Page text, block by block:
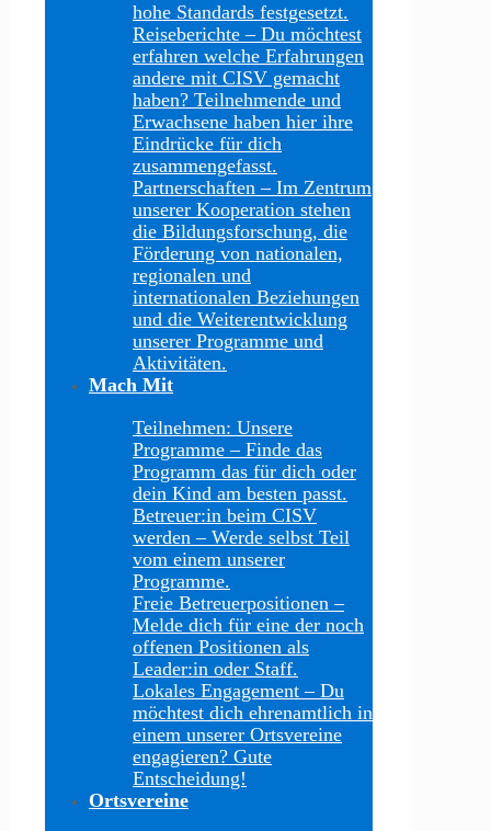
hohe Standards festgesetzt.
Reiseberichte – Du möchtest
erfahren welche Erfahrungen
andere mit CISV gemacht
haben? Teilnehmende und
Erwachsene haben hier ihre
Eindrücke für dich
zusammengefasst.
Partnerschaften – Im Zentrum
unserer Kooperation stehen
die Bildungsforschung, die
Förderung von nationalen,
regionalen und
internationalen Beziehungen
und die Weiterentwicklung
unserer Programme und
Aktivitäten.
Mach Mit
Teilnehmen: Unsere
Programme – Finde das
Programm das für dich oder
dein Kind am besten passt.
Betreuer:in beim CISV
werden – Werde selbst Teil
vom einem unserer
Programme.
Freie Betreuerpositionen –
Melde dich für eine der noch
offenen Positionen als
Leader:in oder Staff.
Lokales Engagement – Du
möchtest dich ehrenamtlich in
einem unserer Ortsvereine
engagieren? Gute
Entscheidung!
Ortsvereine